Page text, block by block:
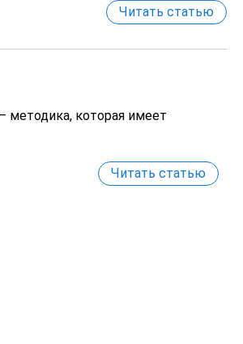
Читать статью
которая имеет
Читать статью